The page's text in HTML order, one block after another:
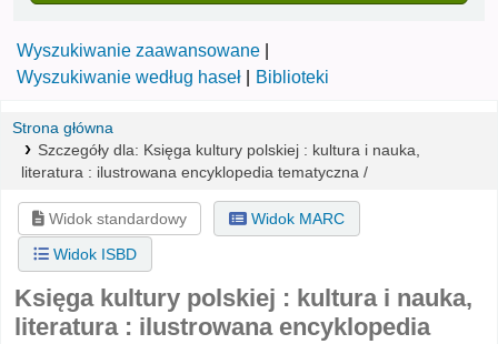
Wyszukiwanie zaawansowane
Wyszukiwanie według haseł
Biblioteki
Strona główna
Szczegóły dla: Księga kultury polskiej : kultura i nauka,
literatura : ilustrowana encyklopedia tematyczna /
Widok standardowy
Widok MARC
Widok ISBD
Księga kultury polskiej : kultura i nauka,
literatura : ilustrowana encyklopedia